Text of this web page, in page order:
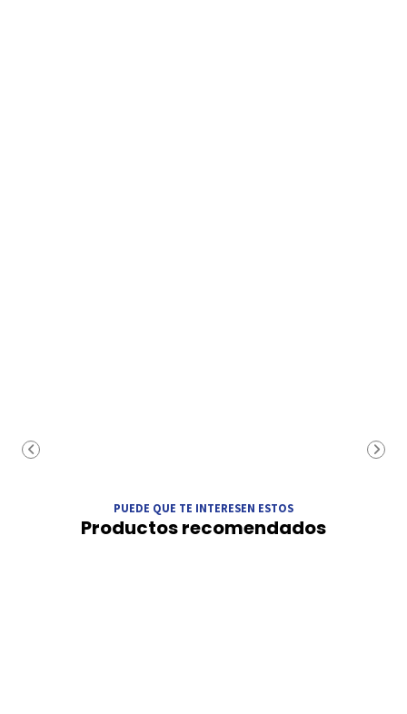
PUEDE QUE TE INTERESEN ESTOS
Productos recomendados